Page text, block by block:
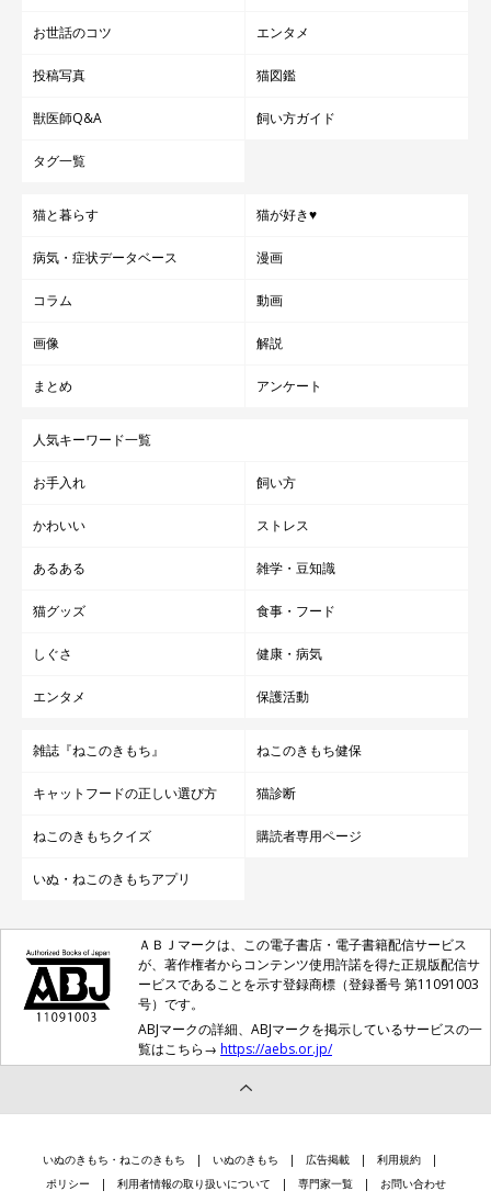
お世話のコツ エンタメ
投稿写真 猫図鑑
獣医師Q&A 飼い方ガイド
タグ一覧
猫と暮らす 猫が好き♥
病気・症状データベース 漫画
コラム 動画
画像 解説
まとめ アンケート
人気キーワード一覧
お手入れ 飼い方
かわいい ストレス
あるある 雑学・豆知識
猫グッズ 食事・フード
しぐさ 健康・病気
エンタメ 保護活動
雑誌『ねこのきもち』 ねこのきもち健保
キャットフードの正しい選び方 猫診断
ねこのきもちクイズ 購読者専用ページ
いぬ・ねこのきもちアプリ
ＡＢＪマークは、この電子書店・電子書籍配信サービス
が、著作権者からコンテンツ使用許諾を得た正規版配信サ
ービスであることを示す登録商標（登録番号 第11091003
号）です。
ABJマークの詳細、ABJマークを掲示しているサービスの一
覧はこちら→ https://aebs.or.jp/
いぬのきもち・ねこのきもち いぬのきもち 広告掲載
利用規約
ポリシー
利用者情報の取り扱いについて 専門家一覧 お問い合わせ